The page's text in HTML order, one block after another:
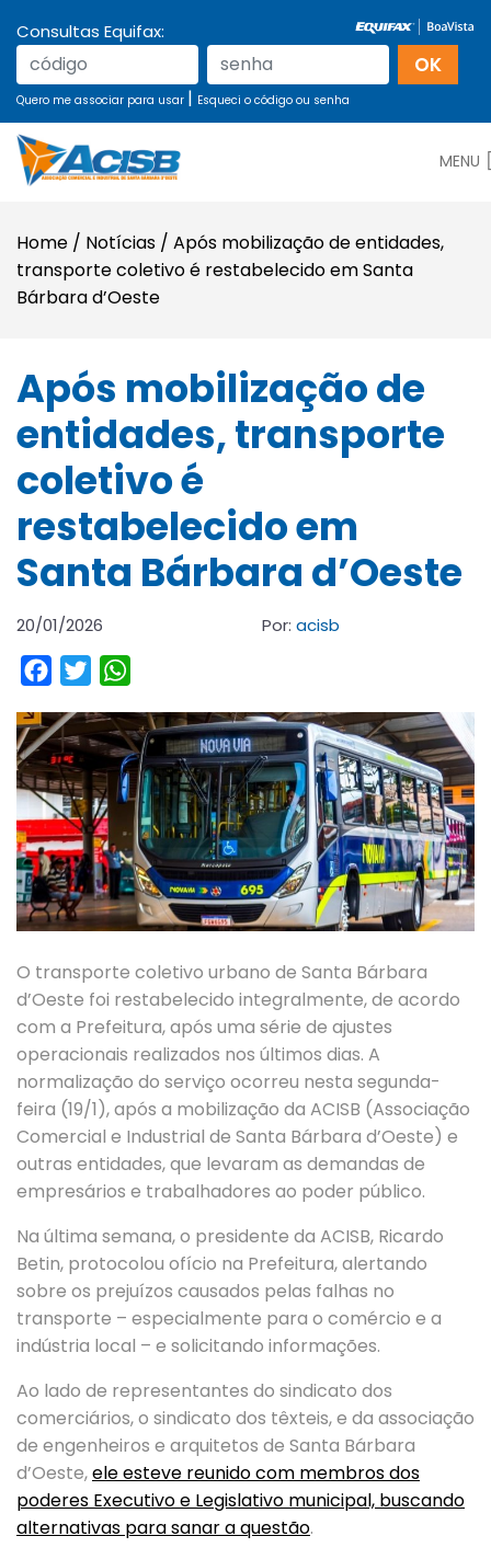
Consultas Equifax:
Quero me associar para usar | Esqueci o código ou senha
MENU
Home / Notícias / Após mobilização de entidades,
transporte coletivo é restabelecido em Santa
Bárbara d’Oeste
Após mobilização de
entidades, transporte
coletivo é
restabelecido em
Santa Bárbara d’Oeste
20/01/2026 Por: acisb
Facebook
Twitter
O transporte coletivo urbano de Santa Bárbara
d’Oeste foi restabelecido integralmente, de acordo
com a Prefeitura, após uma série de ajustes
operacionais realizados nos últimos dias. A
normalização do serviço ocorreu nesta segunda-
feira (19/1), após a mobilização da ACISB (Associação
Comercial e Industrial de Santa Bárbara d’Oeste) e
outras entidades, que levaram as demandas de
empresários e trabalhadores ao poder público.
Na última semana, o presidente da ACISB, Ricardo
Betin, protocolou ofício na Prefeitura, alertando
sobre os prejuízos causados pelas falhas no
transporte – especialmente para o comércio e a
indústria local – e solicitando informações.
Ao lado de representantes do sindicato dos
comerciários, o sindicato dos têxteis, e da associação
de engenheiros e arquitetos de Santa Bárbara
d’Oeste,ele esteve reunido com membros dos
poderes Executivo e Legislativo municipal, buscando
alternativas para sanar a questão.